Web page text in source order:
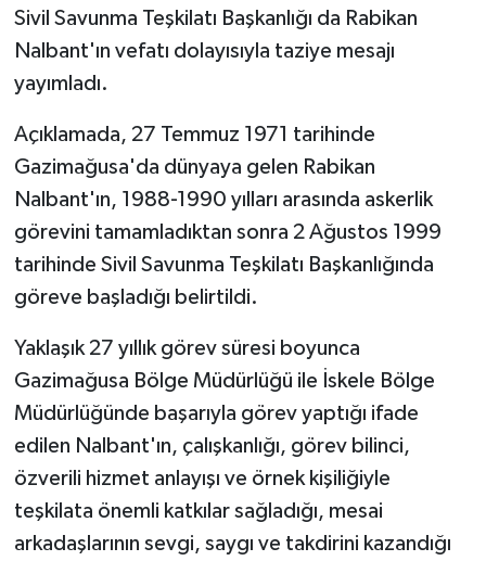
Sivil Savunma Teşkilatı Başkanlığı da Rabikan
Nalbant'ın vefatı dolayısıyla taziye mesajı
yayımladı.
Açıklamada, 27 Temmuz 1971 tarihinde
Gazimağusa'da dünyaya gelen Rabikan
Nalbant'ın, 1988-1990 yılları arasında askerlik
görevini tamamladıktan sonra 2 Ağustos 1999
tarihinde Sivil Savunma Teşkilatı Başkanlığında
göreve başladığı belirtildi.
Yaklaşık 27 yıllık görev süresi boyunca
Gazimağusa Bölge Müdürlüğü ile İskele Bölge
Müdürlüğünde başarıyla görev yaptığı ifade
edilen Nalbant'ın, çalışkanlığı, görev bilinci,
özverili hizmet anlayışı ve örnek kişiliğiyle
teşkilata önemli katkılar sağladığı, mesai
arkadaşlarının sevgi, saygı ve takdirini kazandığı